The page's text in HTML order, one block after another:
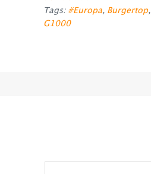
Tags: #Europa, Burgertop,
G1000